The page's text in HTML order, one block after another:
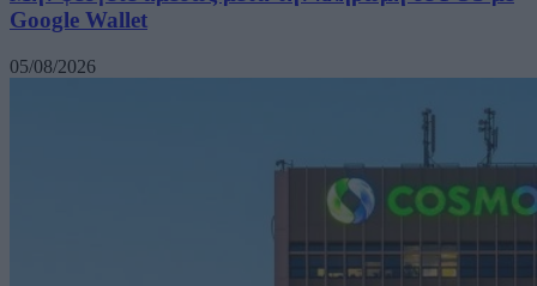
Google Wallet
05/08/2026